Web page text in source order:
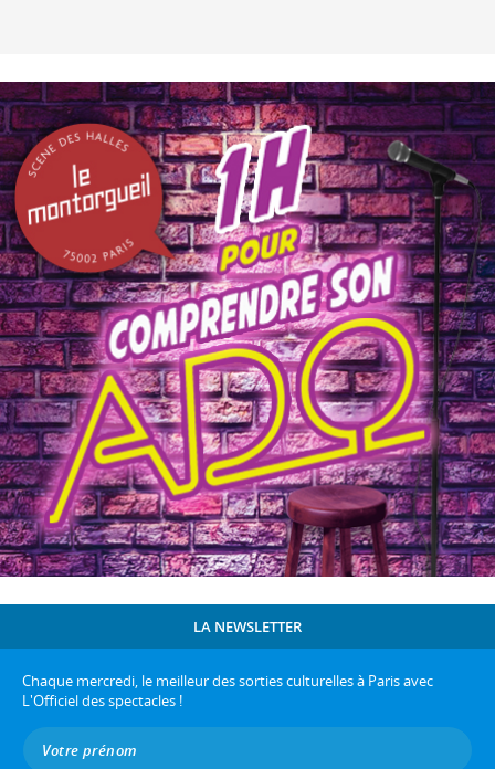
LA NEWSLETTER
Chaque mercredi, le meilleur des sorties culturelles à Paris avec
L'Officiel des spectacles !